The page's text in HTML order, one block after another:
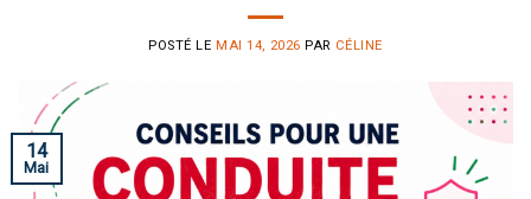
POSTÉ LE MAI 14, 2026 PAR CÉLINE
14
Mai